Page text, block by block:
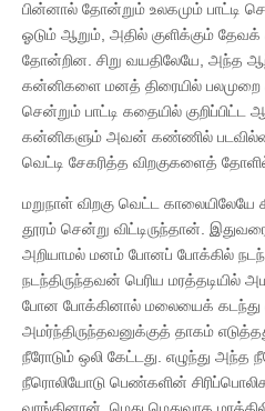
பின்னால் தோன்றும் உலகமும் பாட்டி
ஓடும் ஆறும், அதில் குளிக்கும்
தோன்றின. சிறு வயதிலேயே, அந்த
கன்னிகளை மனத் திரையில் பலமுறை
சென்றும் பாட்டி கதையில்
கன்னிகளும் அவன் கண்ணில்
வெட்டி சேகரித்த விறகுகளைத்
மறுநாள் விறகு வெட்ட காலையிலேயே
தூரம் சென்று விட்டிருந்தான்.
அறியாமல் மனம் போனப் போக்கில்
நடந்திருந்தவன் பெரிய மரத்தடியில்
போன போக்கினால் மலையைக் கடந்து
அமர்ந்திருந்தவனுக்குத் தாகம்
நீரோடும் ஒலி கேட்டது. எழுந்து
நீரொலியோடு பெண்களின்